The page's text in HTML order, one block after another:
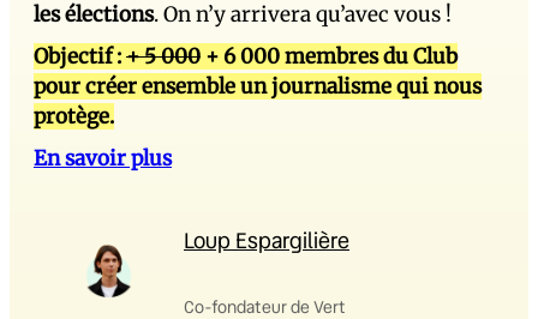
les élections. On n’y arrivera qu’avec vous !
Objectif :+ 5 000 + 6 000 membres du Club
pour créer ensemble un journalisme qui nous
protège.
En savoir plus
Loup Espargilière
Co-fondateur de Vert